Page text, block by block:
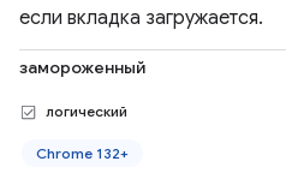
если вкладка загружается.
замороженный
логический
Chrome 132+